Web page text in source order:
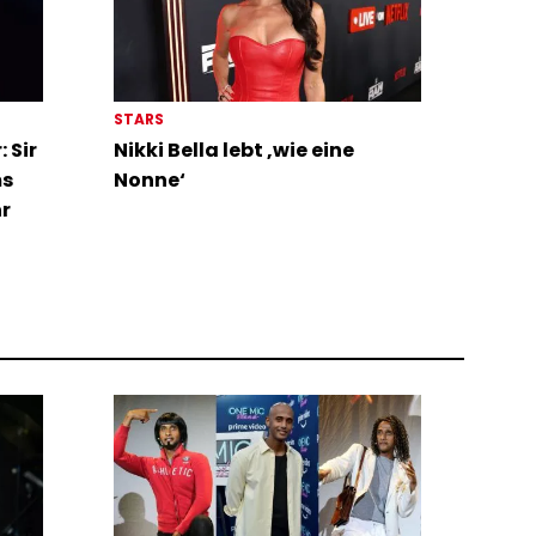
Sir
STARS
Nikki Bella lebt ‚wie eine
Nonne‘